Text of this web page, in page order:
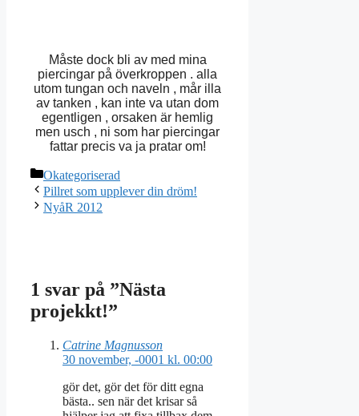
Måste dock bli av med mina
piercingar på överkroppen . alla
utom tungan och naveln , mår illa
av tanken , kan inte va utan dom
egentligen , orsaken är hemlig
men usch , ni som har piercingar
fattar precis va ja pratar om!
Kategorier
Okategoriserad
Pillret som upplever din dröm!
NyåR 2012
1 svar på ”Nästa
projekkt!”
Catrine Magnusson
30 november, -0001 kl. 00:00
gör det, gör det för ditt egna
bästa.. sen när det krisar så